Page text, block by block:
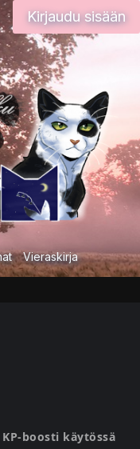
Kirjaudu sisään
Vieraskirja
KP-boosti käytössä